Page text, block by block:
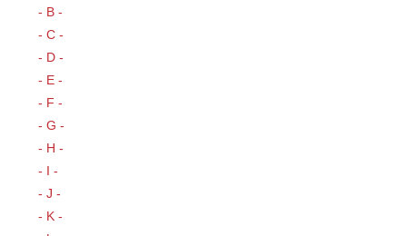
- B -
- C -
- D -
- E -
- F -
- G -
- H -
- I -
- J -
- K -